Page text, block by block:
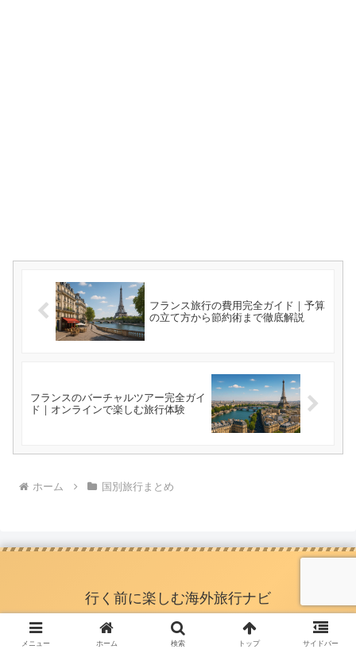
フランス旅行の費用完全ガイド｜予算
の立て方から節約術まで徹底解説
フランスのバーチャルツアー完全ガイ
ド｜オンラインで楽しむ旅行体験
ホーム 国別旅行まとめ
行く前に楽しむ海外旅行ナビ
運営者情報
メニュー ホーム 検索 トップ サイドバー